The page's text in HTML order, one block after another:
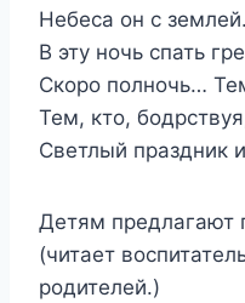
Небеса он с землей.
В эту ночь спать
Скоро полночь…
Тем, кто,
Светлый праздник
Детям предлагают
(читает
родителей.)